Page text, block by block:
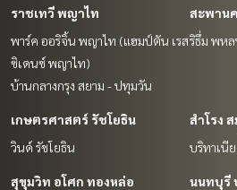
ราชเทวี พญาไท
พาร์ค ออริจิ้น พญาไท (แฮมป์ตัน เรส
ซิเดนซ์ พญาไท)
บ้านกลางกรุง สยาม - ปทุมวัน
สะพาน
ริธึ่ม พหล
เกษตรศาสตร์ รัชโยธิน
วินด์ รัชโยธิน
สำโรง
บริทาเนี
สุขุมวิท อโศก ทองหล่อ
นนทบุรี